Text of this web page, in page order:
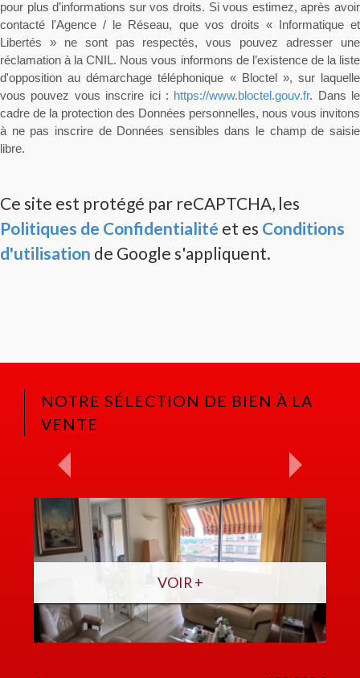
pour plus d’informations sur vos droits. Si vous estimez, après avoir
contacté l'Agence / le Réseau, que vos droits « Informatique et
Libertés » ne sont pas respectés, vous pouvez adresser une
réclamation à la CNIL. Nous vous informons de l’existence de la liste
d'opposition au démarchage téléphonique « Bloctel », sur laquelle
vous pouvez vous inscrire ici : https://www.bloctel.gouv.fr. Dans le
cadre de la protection des Données personnelles, nous vous invitons
à ne pas inscrire de Données sensibles dans le champ de saisie
libre.
Ce site est protégé par reCAPTCHA, les
Politiques de Confidentialité et es Conditions
d'utilisation de Google s'appliquent.
NOTRE SÉLECTION DE BIEN À LA
VENTE
VOIR +